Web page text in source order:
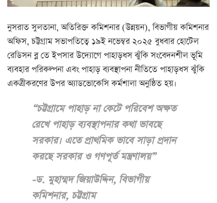
নুসরাত সুলতানা, অতিরিক্ত কমিশনার (উন্নয়ন), বিভাগীয় কমিশনার
অফিস, চট্টগ্রাম সভাপতিত্বে ১৯ই নভেম্বর ২০২৫ বুধবার হোটেল
রেডিসন ব্ল তে ইপসার উদ্যোগে পাহাড়ধস ঝুঁকি সংবেদনশীল ভূমি
ব্যবহার পরিকল্পনা এবং পাহাড় ব্যবস্থাপনা নীতিতে পাহাড়ধস ঝুঁকি
একত্রীকরণের উপর অ্যাডভোকেসি কর্মশালা অনুষ্ঠিত হয়।
“চট্টগ্রামে পাহাড় না কেটে পরিবেশ অক্ষত
রেখে পাহাড় ব্যবস্থাপনার কথা ভাবছে
সরকার। এতে প্রাথমিক ভাবে সাড়া প্রদান
করছে সরকার ও গণপূর্ত মন্ত্রণালয়”
-ড. মুহাম্মদ জিয়াউদ্দিন, বিভাগীয়
কমিশনার, চট্টগ্রাম